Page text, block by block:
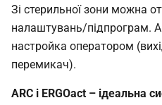
Зі стерильної зони можна
налаштувань/підпрограм.
настройка оператором
перемикач).
ARC і ERGOact – ідеальна